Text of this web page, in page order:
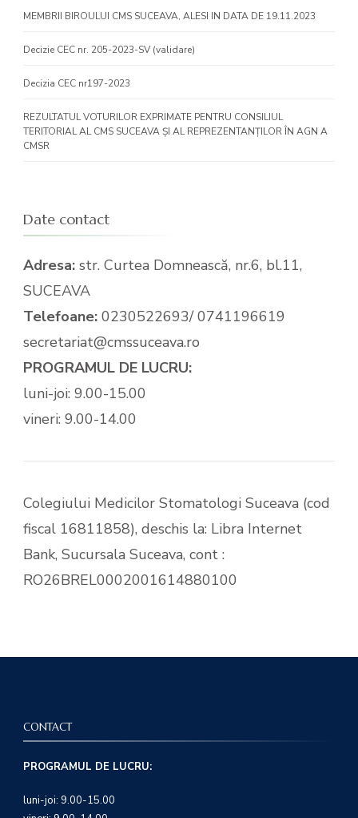
MEMBRII BIROULUI CMS SUCEAVA, ALESI IN DATA DE 19.11.2023
Decizie CEC nr. 205-2023-SV (validare)
Decizia CEC nr197-2023
REZULTATUL VOTURILOR EXPRIMATE PENTRU CONSILIUL
TERITORIAL AL CMS SUCEAVA ȘI AL REPREZENTANȚILOR ÎN AGN A
CMSR
Date contact
Adresa: str. Curtea Domnească, nr.6, bl.11,
SUCEAVA
Telefoane: 0230522693/ 0741196619
secretariat@cmssuceava.ro
PROGRAMUL DE LUCRU:
luni-joi: 9.00-15.00
vineri: 9.00-14.00
Colegiului Medicilor Stomatologi Suceava (cod
fiscal 16811858), deschis la: Libra Internet
Bank, Sucursala Suceava, cont :
RO26BREL0002001614880100
CONTACT
PROGRAMUL DE LUCRU:
luni-joi: 9.00-15.00